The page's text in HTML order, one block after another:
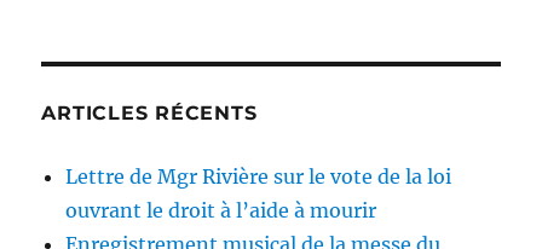
ARTICLES RÉCENTS
Lettre de Mgr Rivière sur le vote de la loi
ouvrant le droit à l’aide à mourir
Enregistrement musical de la messe du